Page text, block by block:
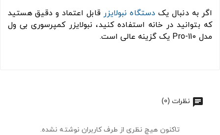
اگر به دنبال یک دستگاه نبولایزر قابل اعتماد و دقیق هستید
که بتوانید در خانه استفاده کنید، نبولایزر کمپرسوری بی ول
مدل Pro-110 یک گزینه عالی است.
نظرات (0)
تاکنون هیچ نظری از طرف کاربران نوشته نشده.